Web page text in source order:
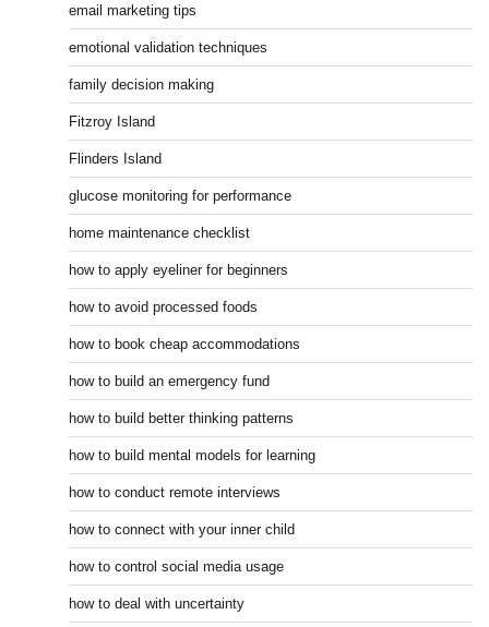
email marketing tips
emotional validation techniques
family decision making
Fitzroy Island
Flinders Island
glucose monitoring for performance
home maintenance checklist
how to apply eyeliner for beginners
how to avoid processed foods
how to book cheap accommodations
how to build an emergency fund
how to build better thinking patterns
how to build mental models for learning
how to conduct remote interviews
how to connect with your inner child
how to control social media usage
how to deal with uncertainty